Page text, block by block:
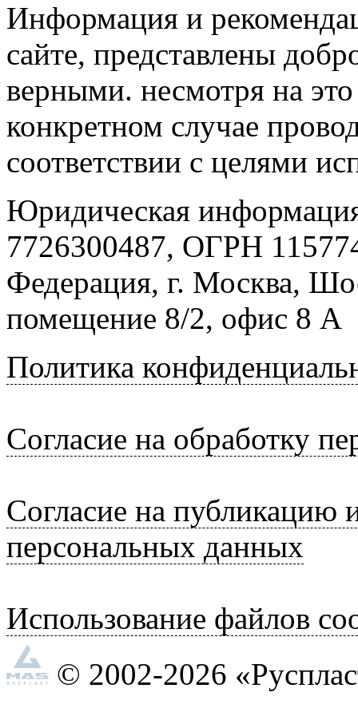
Информация и
сайте, представлены
верными. несмотря на
конкретном случае
соответствии с целями
Юридическая
7726300487, ОГРН
Федерация, г. Москва,
помещение 8/2, офис 8 А
Политика
Согласие на обработку
Согласие на публикацию
персональных данных
Использование файлов
© 2002-2026